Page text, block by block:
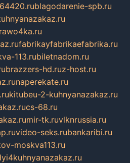
blagodarenie-spb.ru
fabrikayfabrikaefabrika.ru
113.rubiletnadom.ru
brazzers-hd.ruz-host.ru
naperekate.ru
kitubeu-2-kuhnyanazakaz.ru
cs-68.ru
mir-tk.ruvlknrussia.ru
video-seks.rubankaribi.ru
moskva113.ru